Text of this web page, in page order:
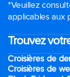
*Veuillez
applicables aux
Trouvez
Croisières de
Croisières de